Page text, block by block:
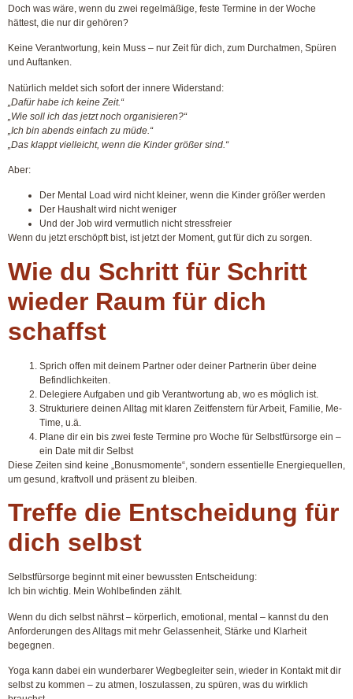
Doch was wäre, wenn du zwei regelmäßige, feste Termine in der Woche
hättest, die nur dir gehören?
Keine Verantwortung, kein Muss – nur Zeit für dich, zum Durchatmen, Spüren
und Auftanken.
Natürlich meldet sich sofort der innere Widerstand:
„Dafür habe ich keine Zeit.“
„Wie soll ich das jetzt noch organisieren?“
„Ich bin abends einfach zu müde.“
„Das klappt vielleicht, wenn die Kinder größer sind.“
Aber:
Der Mental Load wird nichtkleiner, wenn die Kinder größer werden
Der Haushalt wird nichtweniger
Und der Job wird vermutlich nichtstressfreier
Wenn du jetzterschöpft bist, istjetztder Moment, gut für dich zu sorgen.
Wie du Schritt für Schritt
wieder Raum für dich
schaffst
Sprich offen mit deinem Partner oder deiner Partnerin über deine
Befindlichkeiten.
Delegiere Aufgaben und gib Verantwortung ab, wo es möglich ist.
Strukturiere deinen Alltag mit klaren Zeitfenstern für Arbeit, Familie, Me-
Time, u.ä.
Plane dir ein bis zwei feste Termine pro Woche für Selbstfürsorge ein –
ein Date mit dir Selbst
Diese Zeiten sind keine „Bonusmomente“, sondern essentielle Energiequellen,
um gesund, kraftvoll und präsent zu bleiben.
Treffe die Entscheidung für
dich selbst
Selbstfürsorge beginnt mit einer bewussten Entscheidung:
Ich bin wichtig. Mein Wohlbefinden zählt.
Wenn du dich selbst nährst – körperlich, emotional, mental – kannst du den
Anforderungen des Alltags mit mehr Gelassenheit, Stärke und Klarheit
begegnen.
Yoga kann dabei ein wunderbarer Wegbegleiter sein, wieder in Kontakt mit dir
selbst zu kommen – zu atmen, loszulassen, zu spüren, was du wirklich